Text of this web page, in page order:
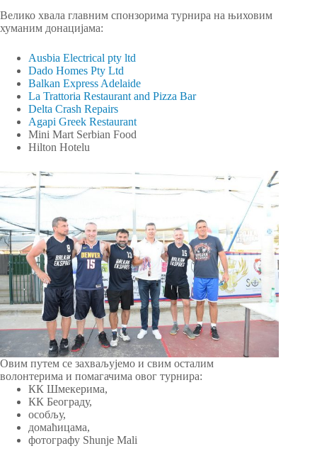
Велико хвала главним спонзорима турнира на њиховим
хуманим донацијама:
Ausbia Electrical pty ltd
Dado Homes Pty Ltd
Balkan Express Adelaide
La Trattoria Restaurant and Pizza Bar
Delta Crash Repairs
Agapi Greek Restaurant
Mini Mart Serbian Food
Hilton Hotelu
Овим путем се захваљујемо и свим осталим
волонтерима и помагачима овог турнира:
КК Шмекерима,
КК Београду,
особљу,
домаћицама,
фотографу Shunje Mali